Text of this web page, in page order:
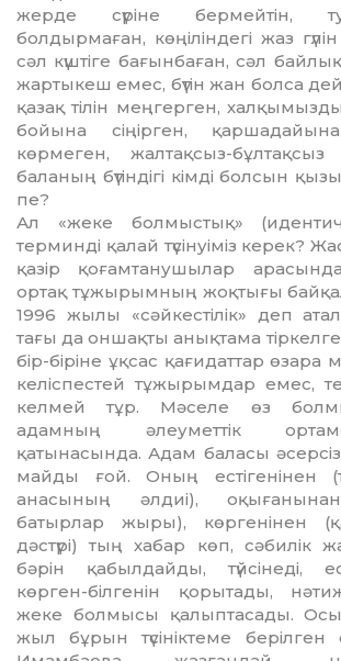
жерде сүріне бер­мей­тін,
болдырмаған, көңіліндегі жаз
сәл күштіге бағынбаған, сәл
жартыкеш ем­ес, бүтін жан болса
қазақ тілін меңгерген,
бойы­на сіңірген, қаршадайынан
көрмеген, жал­тақ­сыз-
баланың бүтіндігі кімді болсын
пе?
Ал «жеке болмыстық»
терминді қалай түсінуіміз керек?
қазір қоғамтанушылар
ортақ тұжырым­ның жоқтығы
1996 жылы «сәйкестілік» деп
тағы да оншақты анықтама
бір-біріне ұқсас қағидаттар өзара
келіспестей тұ­жы­рымдар емес,
келмей тұр. Мәселе өз
адамның әлеуметтік
қатынасында. Адам ба­ласы әсерсіз,
май­ды ғой. Оның естігенінен
анасының әлдиі),
батырлар жы­ры), көргенінен
дәстүрі) тың хабар көп, сәбилік
бәрін қабыл­дай­ды, түйсінеді,
көрген-білгенін қорытады,
жеке болмысы қа­лыптасады.
жыл бұрын түсініктеме